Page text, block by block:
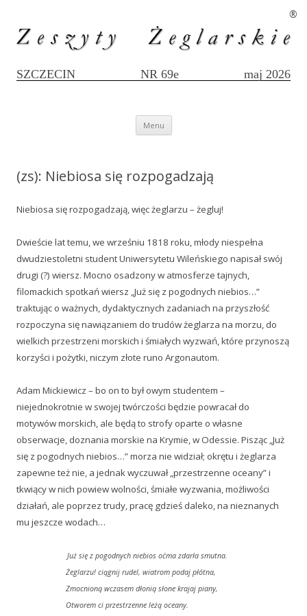
SZCZECIN NR 69e maj 2026
®
Menu Przejdź
(zs): Niebiosa się rozpogadzają
Niebiosa się rozpogadzają, więc żeglarzu – żegluj!
Dwieście lat temu, we wrześniu 1818 roku, młody niespełna
dwudziestoletni student Uniwersytetu Wileńskiego napisał swój
drugi (?) wiersz. Mocno osadzony w atmosferze tajnych,
filomackich spotkań wiersz „Już się z pogodnych niebios…”
traktując o ważnych, dydaktycznych zadaniach na przyszłość
rozpoczyna się nawiązaniem do trudów żeglarza na morzu, do
wielkich przestrzeni morskich i śmiałych wyzwań, które przynoszą
korzyści i pożytki, niczym złote runo Argonautom.
Adam Mickiewicz – bo on to był owym studentem –
niejednokrotnie w swojej twórczości będzie powracał do
motywów morskich, ale będą to strofy oparte o własne
obserwacje, doznania morskie na Krymie, w Odessie. Pisząc „Już
się z pogodnych niebios…” morza nie widział; okrętu i żeglarza
zapewne też nie, a jednak wyczuwał „przestrzenne oceany” i
tkwiący w nich powiew wolności, śmiałe wyzwania, możliwości
działań, ale poprzez trudy, pracę gdzieś daleko, na nieznanych
mu jeszcze wodach…
Już się z pogodnych niebios oćma zdarła smutna.
Żeglarzu! ciągnij rudel, wiatrom podaj płótna,
Zmocnioną wczasem dłonią słone krajaj piany,
Otworem ci przestrzenne leżą oceany.